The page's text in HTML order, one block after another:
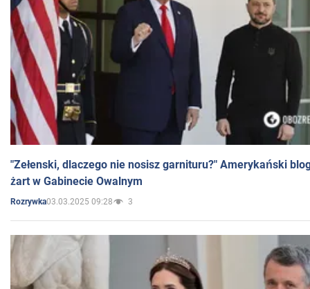
"Zełenski, dlaczego nie nosisz garnituru?" Amerykański
żart w Gabinecie Owalnym
Rozrywka03.03.2025 09:28 3